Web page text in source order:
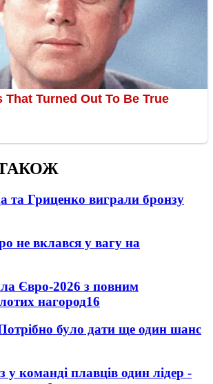
та Гриценко виграли бронзу
не вклався у вагу на
Євро-2026 з повним
нагород16
було дати ще один шанс
у команді плавців один лідер -